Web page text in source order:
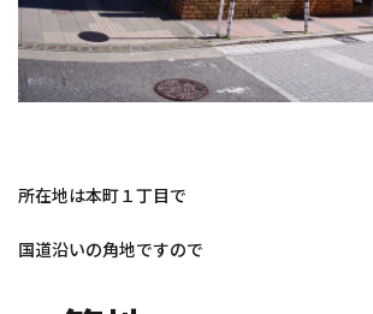
所在地は本町１丁目で
国道沿いの角地ですので